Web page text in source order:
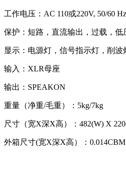
工作电压：AC 110或220V, 50/60 Hz
保护：短路，直流输出，过载，低
显示：电源灯，信号指示灯，削波
输入：XLR母座
输出：SPEAKON
重量（净重/毛重）：5kg/7kg
尺寸（宽X深X高）：482(W) X
外箱尺寸(宽X深X高）：